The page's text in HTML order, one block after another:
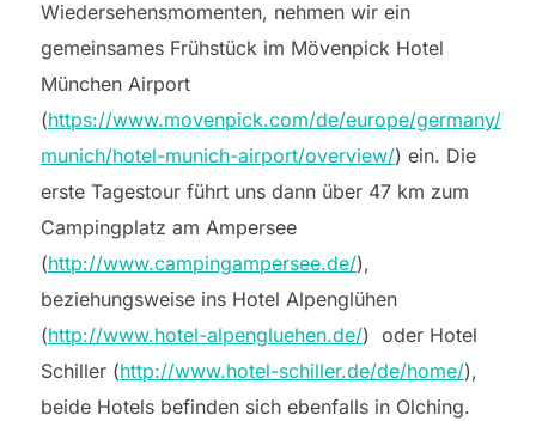
Wiedersehensmomenten, nehmen wir ein
gemeinsames Frühstück im Mövenpick Hotel
München Airport
(https://www.movenpick.com/de/europe/germany/
munich/hotel-munich-airport/overview/) ein. Die
erste Tagestour führt uns dann über 47 km zum
Campingplatz am Ampersee
(http://www.campingampersee.de/),
beziehungsweise ins Hotel Alpenglühen
(http://www.hotel-alpengluehen.de/) oder Hotel
Schiller (http://www.hotel-schiller.de/de/home/),
beide Hotels befinden sich ebenfalls in Olching.